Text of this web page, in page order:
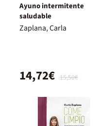
Ayuno intermitente
saludable
Zaplana, Carla
15,50€
14,72€